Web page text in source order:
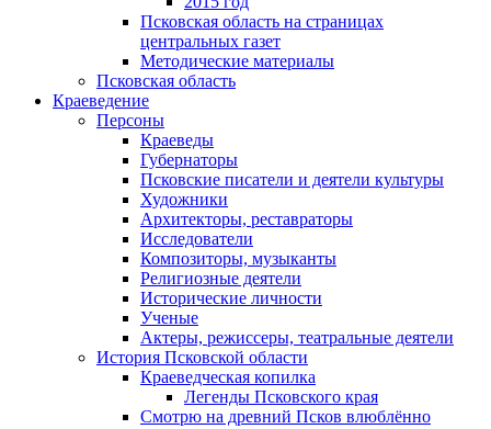
Псковская область на страницах
центральных газет
Методические материалы
Псковская область
Краеведение
Персоны
Краеведы
Губернаторы
Псковские писатели и деятели культуры
Художники
Архитекторы, реставраторы
Исследователи
Композиторы, музыканты
Религиозные деятели
Исторические личности
Ученые
Актеры, режиссеры, театральные деятели
История Псковской области
Краеведческая копилка
Легенды Псковского края
Смотрю на древний Псков влюблённо